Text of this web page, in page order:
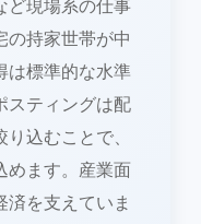
ど現場系の仕事
の持家世帯が中
は標準的な水準
スティングは配
込むことで、
めます。産業面
済を支えていま